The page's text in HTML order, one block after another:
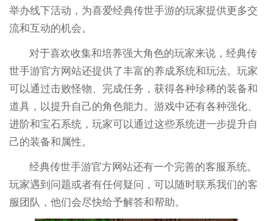
举办线下活动，为喜爱经典传世手游的玩家提供更多交
流和互动的机会。
对于喜欢收集和培养强大角色的玩家来说，经典传
世手游官方网站还提供了丰富的养成系统和玩法。玩家
可以通过击败怪物、完成任务，获得各种珍稀的装备和
道具，以提升自己的角色能力。游戏中还有各种强化、
进阶和宝石系统，玩家可以通过这些系统进一步提升自
己的装备和属性。
经典传世手游官方网站还有一个完善的客服系统。
玩家遇到问题或者有任何疑问，可以随时联系我们的客
服团队，他们会尽快给予解答和帮助。